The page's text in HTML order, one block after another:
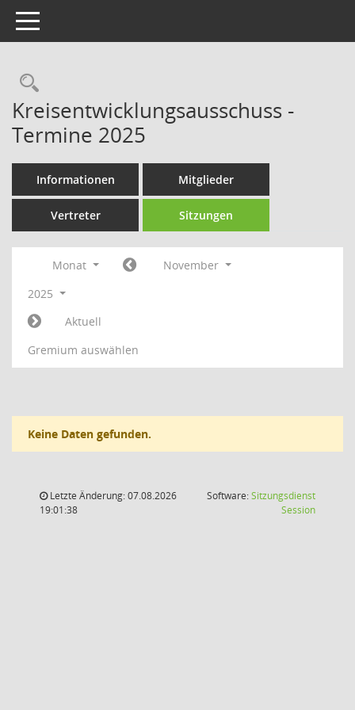
Toggle navigation
Rechercheauswahl
Kreisentwicklungsausschuss -
Termine 2025
Informationen Mitglieder
Vertreter Sitzungen
Monat
November
2025
Aktuell
Gremium auswählen
Keine Daten gefunden.
Letzte Änderung: 07.08.2026
19:01:38
Software:Sitzungsdienst
Session(Wird in